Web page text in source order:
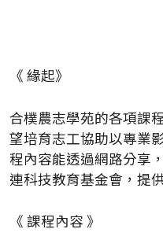
《 緣起》
合樸農志學苑的各項課
望培育志工協助以專業
程內容能透過網路分享
連科技教育基金會，提
《 課程內容 》